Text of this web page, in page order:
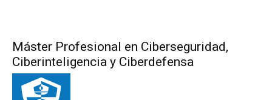
Máster Profesional en Ciberseguridad,
Ciberinteligencia y Ciberdefensa